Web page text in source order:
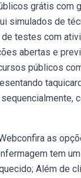
grátis com
simulados de
testes com
abertas e
públicos
as
tem
Além de